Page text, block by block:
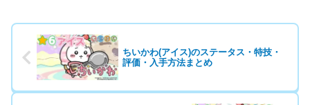
ちいかわ(アイス)のステータス・特技・
評価・入手方法まとめ